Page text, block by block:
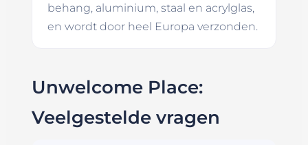
behang, aluminium, staal en acrylglas,
en wordt door heel Europa verzonden.
Unwelcome Place:
Veelgestelde vragen